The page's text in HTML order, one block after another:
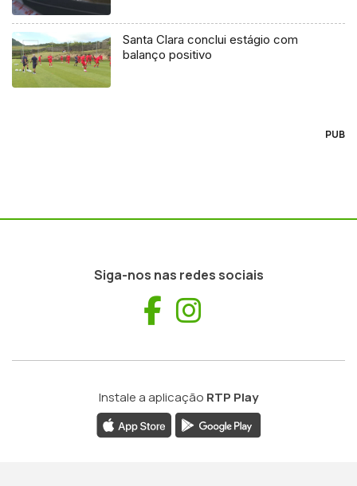
Santa Clara conclui estágio com
balanço positivo
PUB
Siga-nos nas redes sociais
Facebook
Instale a aplicação RTP Play